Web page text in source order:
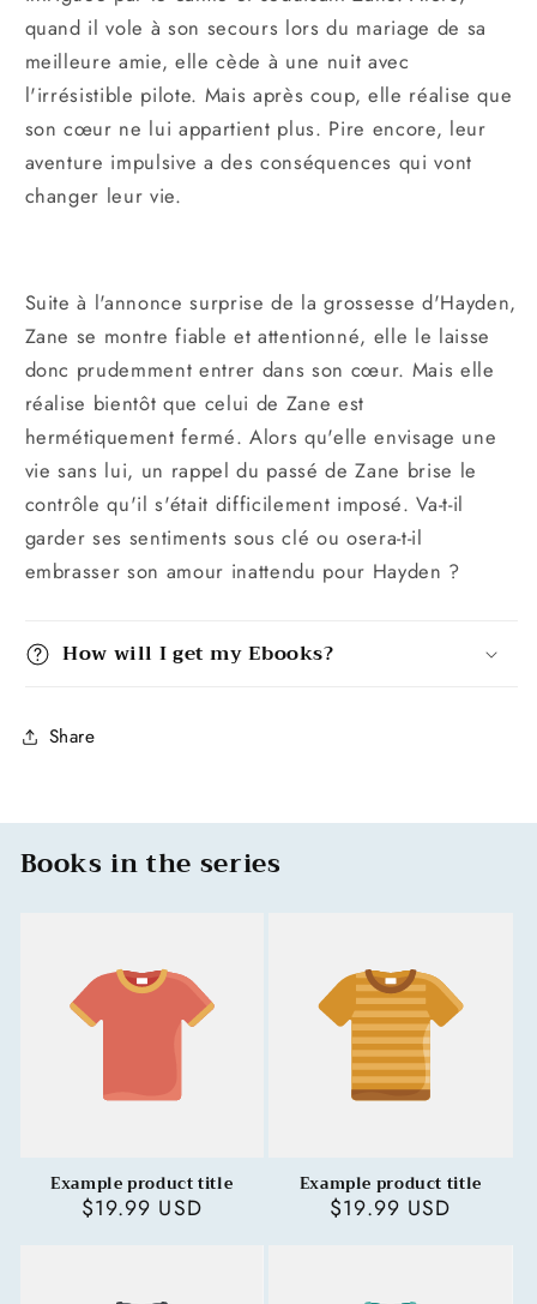
quand il vole à son secours lors du mariage de sa
meilleure amie, elle cède à une nuit avec
l'irrésistible pilote. Mais après coup, elle réalise que
son cœur ne lui appartient plus. Pire encore, leur
aventure impulsive a des conséquences qui vont
changer leur vie.
Suite à l'annonce surprise de la grossesse d'Hayden,
Zane se montre fiable et attentionné, elle le laisse
donc prudemment entrer dans son cœur. Mais elle
réalise bientôt que celui de Zane est
hermétiquement fermé. Alors qu'elle envisage une
vie sans lui, un rappel du passé de Zane brise le
contrôle qu'il s'était difficilement imposé. Va-t-il
garder ses sentiments sous clé ou osera-t-il
embrasser son amour inattendu pour Hayden ?
How will I get my Ebooks?
Share
Books in the series
Example product title
Regular
$19.99 USD
Example product title
Regular
$19.99 USD